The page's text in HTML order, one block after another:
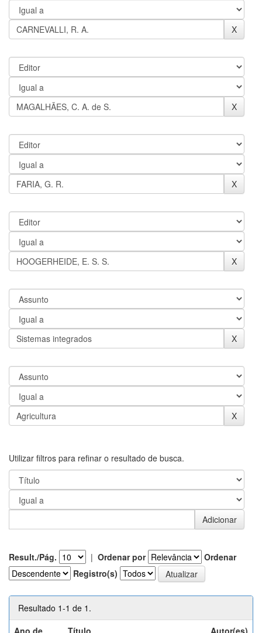
Utilizar filtros para refinar o resultado de busca.
Result./Pág. | Ordenar por
Ordenar
Registro(s)
Resultado 1-1 de 1.
Ano de
Título Autor(es)